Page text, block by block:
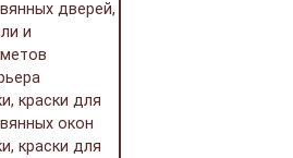
дверей,
и
краски для
окон
краски для